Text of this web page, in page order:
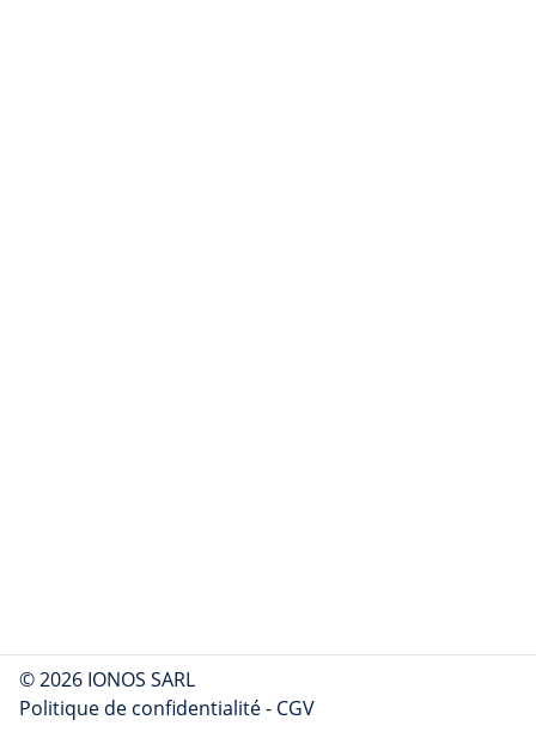
© 2026 IONOS SARL
Politique de confidentialité- CGV